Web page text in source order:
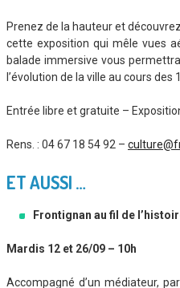
Prenez de la hauteur et
cette exposition qui mêle vues
balade immersive vous
l’évolution de la ville au cours des
Entrée libre et gratuite –
Rens. : 04 67 18 54 92 –
ET AUSSI …
Frontignan au fil de
Mardis 12 et 26/09 – 10h
Accompagné d’un médiateur,